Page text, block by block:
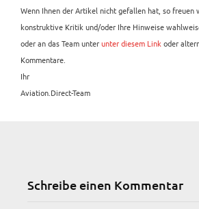
Wenn Ihnen der Artikel nicht gefallen hat, so freuen
konstruktive Kritik und/oder Ihre Hinweise
oder an das Team unterunter diesem Linkoder
Kommentare.
Ihr
Aviation.Direct-Team
Schreibe einen Kommentar